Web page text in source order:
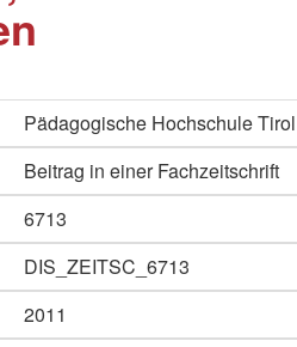
Pädagogische Hochschule Tirol
Beitrag in einer Fachzeitschrift
6713
DIS_ZEITSC_6713
2011